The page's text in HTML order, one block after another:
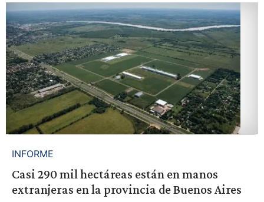
INFORME
Casi 290 mil hectáreas están en manos
extranjeras en la provincia de Buenos Aires